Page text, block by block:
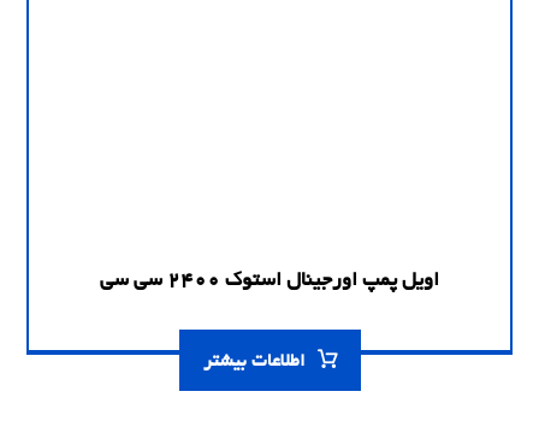
اویل پمپ اورجینال استوک 2400 سی سی
اطلاعات بیشتر